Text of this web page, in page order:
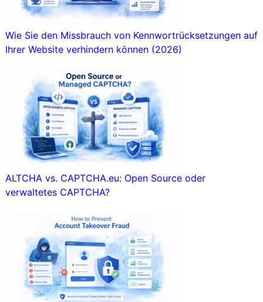
Wie Sie den Missbrauch von Kennwortrücksetzungen auf
Ihrer Website verhindern können (2026)
ALTCHA vs. CAPTCHA.eu: Open Source oder
verwaltetes CAPTCHA?